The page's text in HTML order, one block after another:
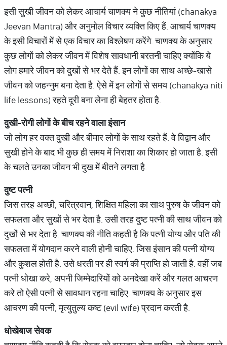
इसी सुखी जीवन को लेकर आचार्य चाणक्य ने कुछ नीतियां (chanakya
Jeevan Mantra) और अनुमोल विचार व्यक्ति किए हैं. आचार्य चाणक्य
के इसी विचारों में से एक विचार का विश्लेषण करेंगे. चाणक्य के अनुसार
कुछ लोगों को लेकर जीवन में विशेष सावधानी बरतनी चाहिए क्योंकि ये
लोग हमारे जीवन को दुखों से भर देते हैं. इन लोगों का साथ अच्‍छे-खासे
जीवन को जहन्‍नुम बना देता है. ऐसे में इन लोगों से समय (chanakya niti
life lessons) रहते दूरी बना लेना ही बेहतर होता है.
दुखी-रोगी लोगों के बीच रहने वाला इंसान
जो लोग हर वक्त दुखी और बीमार लोगों के साथ रहते हैं. वे विद्वान और
सुखी होने के बाद भी कुछ ही समय में निराशा का शिकार हो जाता है. इसी
के चलते उनका जीवन भी दुख में बीतने लगता है.
दुष्ट पत्नी
जिस तरह अच्‍छी, चरित्रवान, शिक्षित महिला का साथ पुरुष के जीवन को
सफलता और सुखों से भर देता है. उसी तरह दुष्ट पत्नी की साथ जीवन को
दुखों से भर देता है. चाणक्य की नीति कहती है कि पत्नी योग्य और पति की
सफलता में योगदान करने वाली होनी चाहिए. जिस इंसान की पत्नी योग्य
और कुशल होती है. उसे धरती पर ही स्वर्ग की प्राप्ति हो जाती है. वहीं जब
पत्नी धोखा करे, अपनी जिम्मेदारियों को अनदेखा करें और गलत आचरण
करे तो ऐसी पत्नी से सावधान रहना चाहिए. चाणक्य के अनुसार इस
आचरण की पत्नी, मृत्युतुल्य कष्ट (evil wife) प्रदान करती है.
धोखेबाज सेवक